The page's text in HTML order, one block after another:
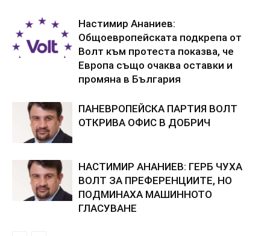
Настимир Ананиев:
Общоевропейската подкрепа от
Волт към протеста показва, че
Европа също очаква оставки и
промяна в България
ПАНЕВРОПЕЙСКА ПАРТИЯ ВОЛТ
ОТКРИВА ОФИС В ДОБРИЧ
НАСТИМИР АНАНИЕВ: ГЕРБ ЧУХА
ВОЛТ ЗА ПРЕФЕРЕНЦИИТЕ, НО
ПОДМИНАХА МАШИННОТО
ГЛАСУВАНЕ